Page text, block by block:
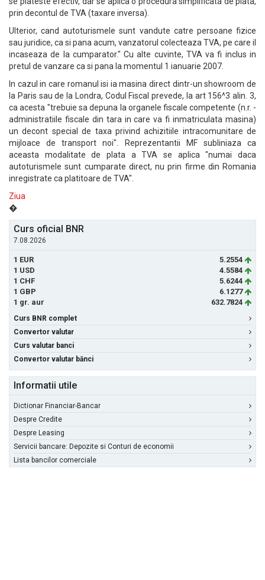
prin decontul de TVA (taxare inversa).
Ulterior, cand autoturismele sunt vandute catre persoane fizice
sau juridice, ca si pana acum, vanzatorul colecteaza TVA, pe care il
incaseaza de la cumparator." Cu alte cuvinte, TVA va fi inclus in
pretul de vanzare ca si pana la momentul 1 ianuarie 2007.
In cazul in care romanul isi ia masina direct dintr-un showroom de
la Paris sau de la Londra, Codul Fiscal prevede, la art 156^3 alin. 3,
ca acesta "trebuie sa depuna la organele fiscale competente (n.r. -
administratiile fiscale din tara in care va fi inmatriculata masina)
un decont special de taxa privind achizitiile intracomunitare de
mijloace de transport noi". Reprezentantii MF subliniaza ca
aceasta modalitate de plata a TVA se aplica "numai daca
autoturismele sunt cumparate direct, nu prin firme din Romania
inregistrate ca platitoare de TVA".
Ziua
�
Curs oficial BNR
7.08.2026
1 EUR
5.2554
1 USD
4.5584
1 CHF
5.6244
1 GBP
6.1277
1 gr. aur
632.7824
Curs BNR complet
Convertor valutar
Curs valutar banci
Convertor valutar bănci
Informatii utile
Dictionar Financiar-Bancar
Despre Credite
Despre Leasing
Servicii bancare: Depozite si Conturi de economii
Lista bancilor comerciale